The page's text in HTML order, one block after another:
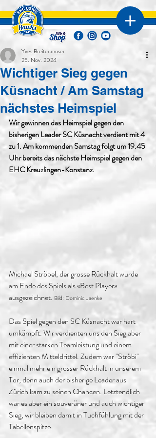
Wichtiger Sieg gegen
Küsnacht / Am Samstag
nächstes Heimspiel
Yves Breitenmoser
25. Nov. 2024
Wir gewinnen das Heimspiel gegen den
bisherigen Leader SC Küsnacht verdient mit 4
zu 1. Am kommenden Samstag folgt um 19.45
Uhr bereits das nächste Heimspiel gegen den
EHC Kreuzlingen-Konstanz.
Michael Ströbel, der grosse Rückhalt wurde
am Ende des Spiels als «Best Player»
ausgezeichnet. Bild: Dominic Jaenke
Das Spiel gegen den SC Küsnacht war hart
umkämpft. Wir verdienten uns den Sieg aber
mit einer starken Teamleistung und einem
effizienten Mitteldrittel. Zudem war "Ströbi"
einmal mehr ein grosser Rückhalt in unserem
Tor, denn auch der bisherige Leader aus
Zürich kam zu seinen Chancen. Letztendlich
war es aber ein souveräner und auch wichtiger
Sieg, wir bleiben damit in Tuchfühlung mit der
Tabellenspitze.